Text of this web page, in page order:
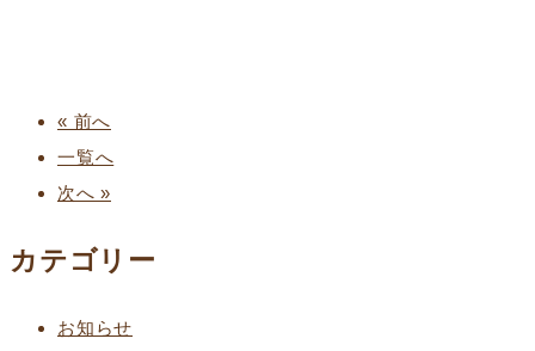
« 前へ
一覧へ
次へ »
カテゴリー
お知らせ